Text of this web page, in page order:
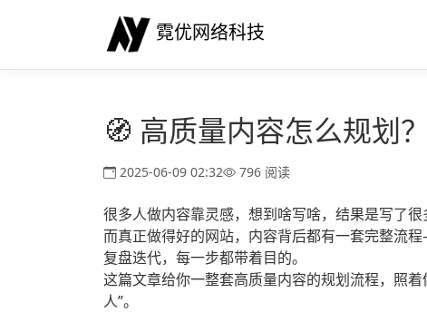
霓优网络科技
🧭 高质量内容怎么规划
2025-06-09 02:32 796 阅读
很多人做内容靠灵感，想到啥写啥，结果是写了很
而真正做得好的网站，内容背后都有一套完整流
复盘迭代，每一步都带着目的。
这篇文章给你一整套高质量内容的规划流程，照
人”。